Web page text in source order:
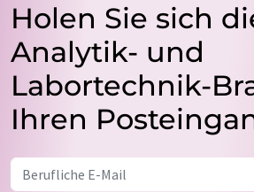
Holen Sie sich
Analytik- und
Labortechnik-
Ihren